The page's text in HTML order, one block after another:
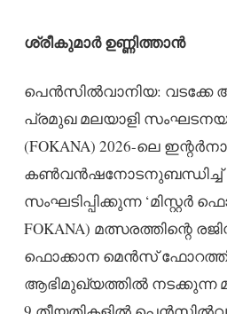
ശ്രീകുമാർ ഉണ്ണിത്താൻ
പെൻസിൽവാനിയ: വടക്കേ
പ്രമുഖ മലയാളി
(FOKANA) 2026-ലെ
കൺവൻഷനോടനുബന്ധിച്ച്
സംഘടിപ്പിക്കുന്ന ‘മിസ്റ്റർ
FOKANA) മത്സരത്തിന്റെ
ഫൊക്കാന മെൻസ്
ആഭിമുഖ്യത്തിൽ നടക്കുന്ന